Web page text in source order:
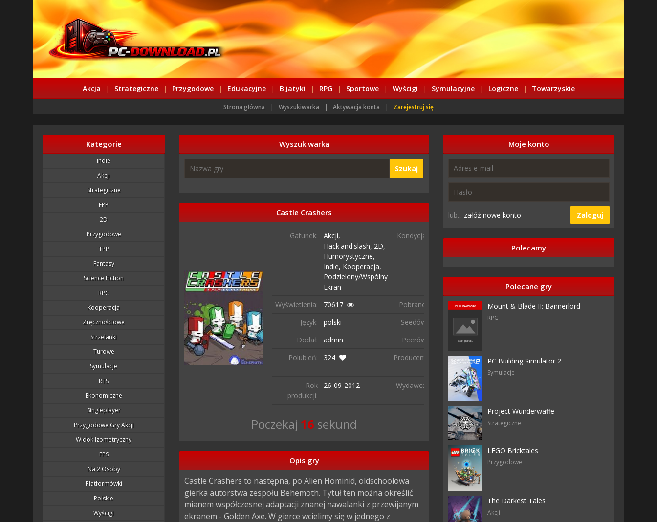
Akcja | Strategiczne | Przygodowe | Edukacyjne | Bijatyki | RPG | Sportowe | Wyścigi | Symulacyjne | Logiczne | Towarzyskie
Strona główna | Wyszukiwarka | Aktywacja konta | Zarejestruj się
Kategorie
Indie
Akcji
Strategiczne
FPP
2D
Przygodowe
TPP
Fantasy
Science Fiction
RPG
Kooperacja
Zręcznościowe
Strzelanki
Turowe
Symulacje
RTS
Ekonomiczne
Singleplayer
Przygodowe Gry Akcji
Widok Izometryczny
FPS
Na 2 Osoby
Platformówki
Polskie
Wyścigi
Wyszukiwarka
Szukaj
Castle Crashers
Gatunek:
Akcji,
Hack'and'slash, 2D,
Humorystyczne,
Indie, Kooperacja,
Podzielony/wspólny
Ekran
Kondycja:
Wyświetlenia: 70617 Pobrano:
9326 razy
Język:
polski Seedów:
Dodał:
admin Peerów:
Polubień:
324 Producent:
Behemoth
Rok
produkcji:
26-09-2012 Wydawca:
Behemoth
Poczekaj 15 sekund
Opis gry
Castle Crashers to następna, po Alien Hominid, oldschoolowa
gierka autorstwa zespołu Behemoth. Tytuł ten można określić
mianem współczesnej adaptacji znanej nawalanki z przewijanym
ekranem - Golden Axe. W gierce wcielimy się w jednego z
Moje konto
lub... załóż nowe konto Zaloguj
Polecamy
Polecane gry
Mount & Blade II: Bannerlord
RPG
PC Building Simulator 2
Symulacje
Project Wunderwaffe
Strategiczne
LEGO Bricktales
Przygodowe
The Darkest Tales
Akcji